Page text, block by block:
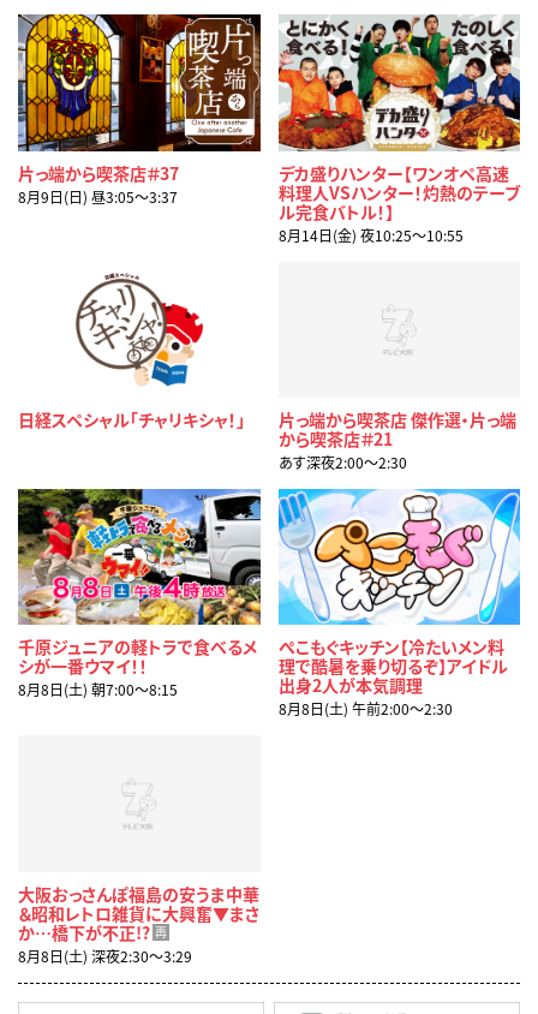
片っ端から喫茶店＃37
8月9日(日) 昼3:05〜3:37
デカ盛りハンター【ワンオペ高速
料理人VSハンター！灼熱のテーブ
ル完食バトル！】
8月14日(金) 夜10:25〜10:55
日経スペシャル「チャリキシャ！」
片っ端から喫茶店 傑作選・片っ端
から喫茶店＃21
あす深夜2:00〜2:30
千原ジュニアの軽トラで食べるメ
シが一番ウマイ！！
8月8日(土) 朝7:00〜8:15
ぺこもぐキッチン【冷たいメン料
理で酷暑を乗り切るぞ】アイドル
出身2人が本気調理
8月8日(土) 午前2:00〜2:30
大阪おっさんぽ福島の安うま中華
＆昭和レトロ雑貨に大興奮▼まさ
か…橋下が不正!? 再
8月8日(土) 深夜2:30〜3:29